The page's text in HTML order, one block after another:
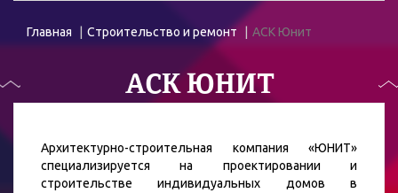
Главная Строительство и ремонт АСК Юнит
АСК ЮНИТ
Архитектурно-строительная компания «ЮНИТ»
специализируется на проектировании и
строительстве индивидуальных домов в